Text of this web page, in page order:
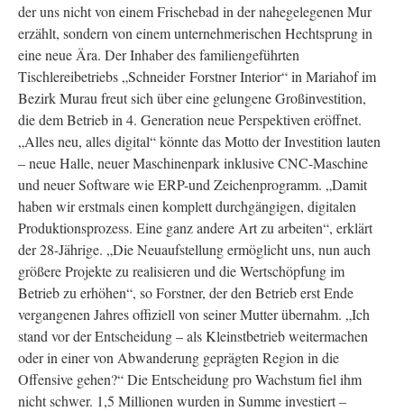
der uns nicht von einem Frischebad in der nahegelegenen Mur
erzählt, sondern von einem unternehmerischen Hechtsprung in
eine neue Ära. Der Inhaber des familiengeführten
Tischlereibetriebs „Schneider Forstner Interior“ in Mariahof im
Bezirk Murau freut sich über eine gelungene Großinvestition,
die dem Betrieb in 4. Generation neue Perspektiven eröffnet.
„Alles neu, alles digital“ könnte das Motto der Investition lauten
– neue Halle, neuer Maschinenpark inklusive CNC-Maschine
und neuer Software wie ERP-und Zeichenprogramm. „Damit
haben wir erstmals einen komplett durchgängigen, digitalen
Produktionsprozess. Eine ganz andere Art zu arbeiten“, erklärt
der 28-Jährige. „Die Neuaufstellung ermöglicht uns, nun auch
größere Projekte zu realisieren und die Wertschöpfung im
Betrieb zu erhöhen“, so Forstner, der den Betrieb erst Ende
vergangenen Jahres offiziell von seiner Mutter übernahm. „Ich
stand vor der Entscheidung – als Kleinstbetrieb weitermachen
oder in einer von Abwanderung geprägten Region in die
Offensive gehen?“ Die Entscheidung pro Wachstum fiel ihm
nicht schwer. 1,5 Millionen wurden in Summe investiert –